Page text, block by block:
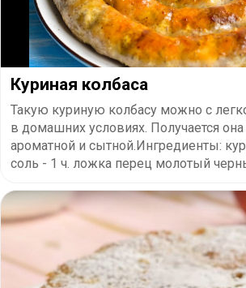
Куриная колбаса
Такую куриную колбасу можно с
в домашних условиях. Получается
ароматной и сытной.Ингредиенты:
соль - 1 ч. ложка перец молотый